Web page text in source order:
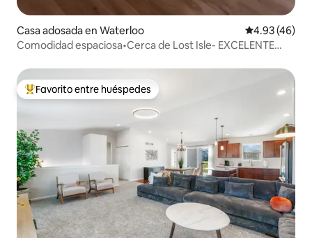
Casa adosada en Waterloo Calificación
4.93 (46)
Comodidad espaciosa•Cerca de Lost Isle- EXCELENTE
Favorito entre huéspedes preferido
Favorito entre huéspedes